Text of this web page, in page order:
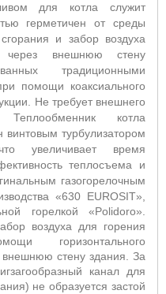
для котла служит
герметичен от среды
и забор воздуха
через внешнюю стену
традиционными
помощи коаксиального
Не требует внешнего
Теплообменник котла
турбулизатором
увеличивает время
теплосъема и
газогорелочным
«630 EUROSIT»,
горелкой «Polidoro».
воздуха для горения
горизонтального
внешнюю стену здания. За
канал для
не образуется застой